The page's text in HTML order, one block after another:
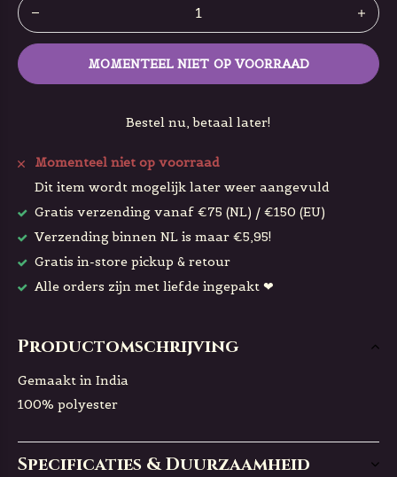
MOMENTEEL NIET OP VOORRAAD
Bestel nu, betaal later!
Momenteel niet op voorraad
Dit item wordt mogelijk later weer aangevuld
Gratis verzending vanaf €75 (NL) / €150 (EU)
Verzending binnen NL is maar €5,95!
Gratis in-store pickup & retour
Alle orders zijn met liefde ingepakt ❤
Productomschrijving
Gemaakt in India
100% polyester
Specificaties & Duurzaamheid